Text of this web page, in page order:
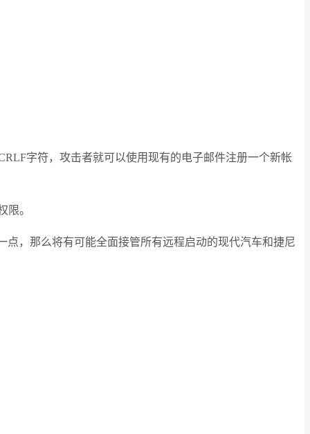
字符，攻击者就可以使用现有的电子邮件注册一个新帐
限。
点，那么将有可能全面接管所有远程启动的现代汽车和捷尼